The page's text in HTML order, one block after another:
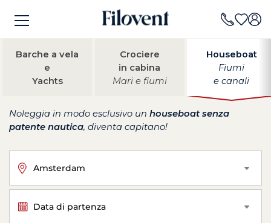
Barche a vela
e
Yachts
Crociere
in cabina
Mari e fiumi
Houseboat
Fiumi
e canali
Noleggia in modo esclusivo un houseboat senza
patente nautica, diventa capitano!
Amsterdam
Data di partenza